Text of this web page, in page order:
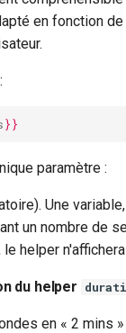
en fonction
}}
paramètre :
Une
un nombre de
helper
du helper
en « 2 mins »